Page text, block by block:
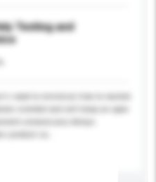
Testing and